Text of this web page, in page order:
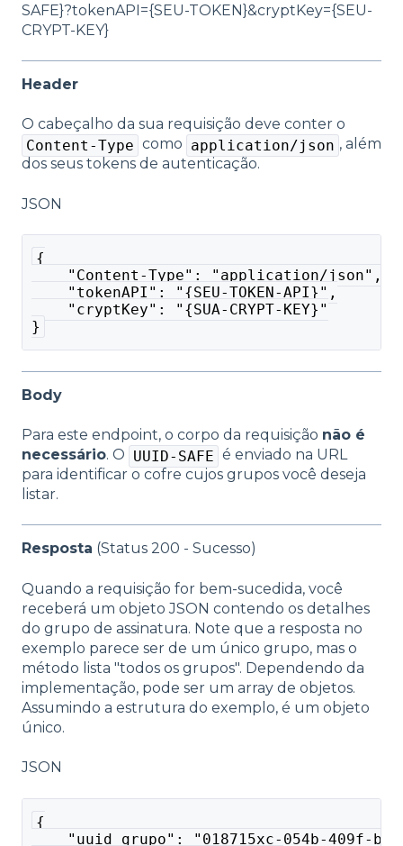
SAFE}?tokenAPI={SEU-TOKEN}&cryptKey={SEU-
CRYPT-KEY}
Header
O cabeçalho da sua requisição deve conter o
Content-Type como application/json , além
dos seus tokens de autenticação.
JSON
{
    "Content-Type": "application/json",
    "tokenAPI": "{SEU-TOKEN-API}",
    "cryptKey": "{SUA-CRYPT-KEY}"
}
Body
Para este endpoint, o corpo da requisição não é
necessário. O UUID-SAFE é enviado na URL
para identificar o cofre cujos grupos você deseja
listar.
Resposta (Status 200 - Sucesso)
Quando a requisição for bem-sucedida, você
receberá um objeto JSON contendo os detalhes
do grupo de assinatura. Note que a resposta no
exemplo parece ser de um único grupo, mas o
método lista "todos os grupos". Dependendo da
implementação, pode ser um array de objetos.
Assumindo a estrutura do exemplo, é um objeto
único.
JSON
{
"uuid_grupo": "018715xc-054b-409f-